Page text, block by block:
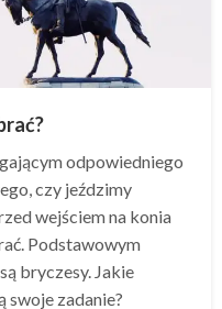
odpowiedniego
czy jeździmy
wejściem na konia
Podstawowym
bryczesy. Jakie
swoje zadanie?